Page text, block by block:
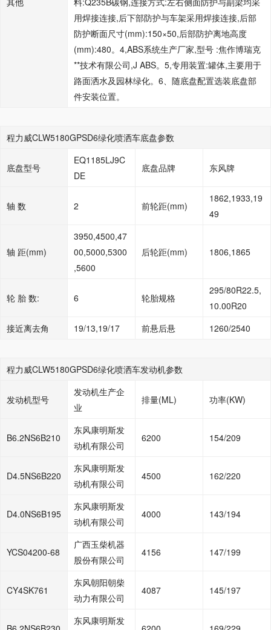
用焊接连接,后下部防护与车架采用焊接连接,后部
防护断面尺寸(mm):150×50,后部防护离地高度
(mm):480。4,ABS系统生产厂家,型号 :焦作博瑞克
**技术有限公司,J ABS。5,专用装置:罐体,主要用于
路面洒水及园林绿化。6、随底盘配置选装底盘部
件安装位置。
程力威CLW5180GPSD6绿化喷洒车底盘参数
底盘型号
EQ1185LJ9C
DE
底盘品牌 东风牌
轴 数 2 前轮距(mm)
1862,1933,19
49
轴 距(mm)
3950,4500,47
00,5000,5300
,5600
后轮距(mm) 1806,1865
轮 胎 数: 6 轮胎规格
295/80R22.5,
10.00R20
接近离去角
19/13,19/17 前悬后悬 1260/2540
程力威CLW5180GPSD6绿化喷洒车发动机参数
发动机型号
发动机生产企
业
排量(ML) 功率(KW)
B6.2NS6B210
东风康明斯发
动机有限公司
6200 154/209
D4.5NS6B220
东风康明斯发
动机有限公司
4500 162/220
D4.0NS6B195
东风康明斯发
动机有限公司
4000 143/194
YCS04200-68
广西玉柴机器
股份有限公司
4156 147/199
CY4SK761
东风朝阳朝柴
动力有限公司
4087 145/197
东风康明斯发